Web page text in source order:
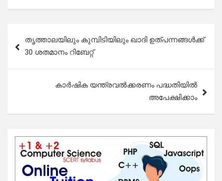
navigation
തൃത്താലയിലും കുമ്പിടിയിലും ഖാദി ഉത്പന്നങ്ങൾക്ക്
30 ശതമാനം റിബേറ്റ്
കാർഷിക യന്ത്രവൽക്കരണം പദ്ധതിയിൽ
അപേക്ഷിക്കാം